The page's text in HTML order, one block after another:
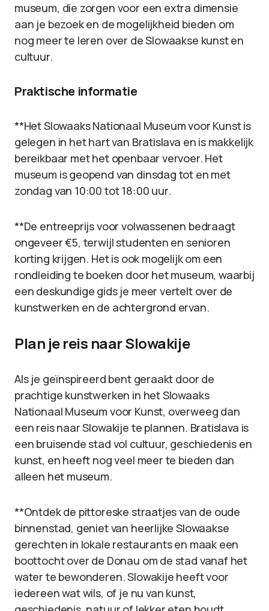
museum, die zorgen voor een extra dimensie
aan je bezoek en de mogelijkheid bieden om
nog meer te leren over de Slowaakse kunst en
cultuur.
Praktische informatie
**Het Slowaaks Nationaal Museum voor Kunst is
gelegen in het hart van Bratislava en is makkelijk
bereikbaar met het openbaar vervoer. Het
museum is geopend van dinsdag tot en met
zondag van 10:00 tot 18:00 uur.
**De entreeprijs voor volwassenen bedraagt
ongeveer €5, terwijl studenten en senioren
korting krijgen. Het is ook mogelijk om een
rondleiding te boeken door het museum, waarbij
een deskundige gids je meer vertelt over de
kunstwerken en de achtergrond ervan.
Plan je reis naar Slowakije
Als je geïnspireerd bent geraakt door de
prachtige kunstwerken in het Slowaaks
Nationaal Museum voor Kunst, overweeg dan
een reis naar Slowakije te plannen. Bratislava is
een bruisende stad vol cultuur, geschiedenis en
kunst, en heeft nog veel meer te bieden dan
alleen het museum.
**Ontdek de pittoreske straatjes van de oude
binnenstad, geniet van heerlijke Slowaakse
gerechten in lokale restaurants en maak een
boottocht over de Donau om de stad vanaf het
water te bewonderen. Slowakije heeft voor
iedereen wat wils, of je nu van kunst,